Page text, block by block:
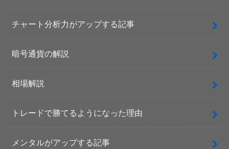
チャート分析力がアップする記事
暗号通貨の解説
相場解説
トレードで勝てるようになった理由
メンタルがアップする記事